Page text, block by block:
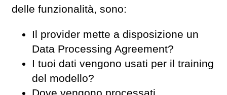
delle funzionalità, sono:
Il provider mette a disposizione un
Data Processing Agreement?
I tuoi dati vengono usati per il training
del modello?